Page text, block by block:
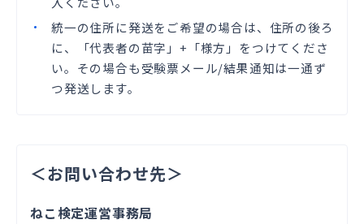
統一の住所に発送をご希望の場合は、住所の後ろ
に、「代表者の苗字」+「様方」をつけてくださ
い。その場合も受験票メール/結果通知は一通ず
つ発送します。
＜お問い合わせ先＞
ねこ検定運営事務局